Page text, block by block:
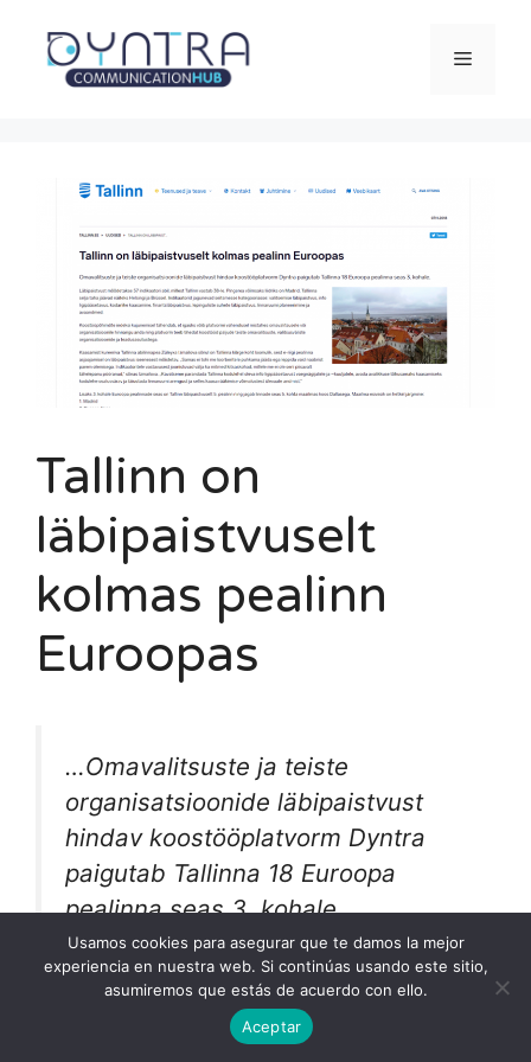
contenido
Menú
Tallinn on
läbipaistvuselt
kolmas pealinn
Euroopas
…Omavalitsuste ja teiste
organisatsioonide läbipaistvust
hindav koostööplatvorm Dyntra
paigutab Tallinna 18 Euroopa
pealinna seas 3. kohale…
Usamos cookies para asegurar que te damos la mejor
experiencia en nuestra web. Si continúas usando este sitio,
asumiremos que estás de acuerdo con ello.
Aceptar